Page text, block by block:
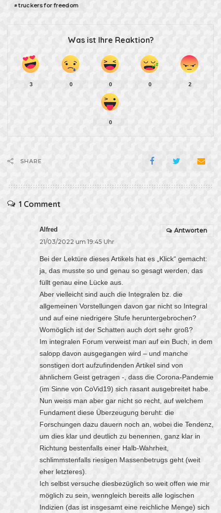
truckers for freedom
Was ist Ihre Reaktion?
3 0 0 0 2
0
SHARE
1 Comment
Alfred
21/03/2022 um 19:45 Uhr
Bei der Lektüre dieses Artikels hat es „Klick“ gemacht:
ja, das musste so und genau so gesagt werden, das
füllt genau eine Lücke aus.
Aber vielleicht sind auch die Integralen bz. die
allgemeinen Vorstellungen davon gar nicht so Integral
und auf eine niedrigere Stufe heruntergebrochen?
Womöglich ist der Schatten auch dort sehr groß?
Im integralen Forum verweist man auf ein Buch, in dem
salopp davon ausgegangen wird – und manche
sonstigen dort aufzufindenden Artikel sind von
ähnlichem Geist getragen -, dass die Corona-Pandemie
(im Sinne von CoVid19) sich rasant ausgebreitet habe.
Nun weiss man aber gar nicht so recht, auf welchem
Fundament diese Überzeugung beruht: die
Forschungen dazu dauern noch an, wobei die Tendenz,
um dies klar und deutlich zu benennen, ganz klar in
Richtung bestenfalls einer Halb-Wahrheit,
schlimmstenfalls riesigen Massenbetrugs geht (weit
eher letzteres).
Ich selbst versuche diesbezüglich so weit offen wie mir
möglich zu sein, wenngleich bereits alle logischen
Indizien (das ist insgesamt eine reichliche Menge) sich
Antworten